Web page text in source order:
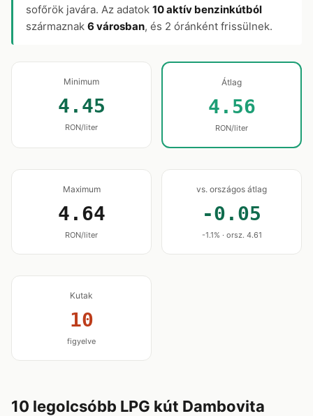
sofőrök javára. Az adatok 10 aktív benzinkútból
származnak 6 városban, és 2 óránként frissülnek.
Minimum
4.45
RON/liter
Átlag
4.56
RON/liter
Maximum
4.64
RON/liter
vs. országos átlag
-0.05
-1.1% · orsz. 4.61
Kutak
10
figyelve
10 legolcsóbb LPG kút Dambovita